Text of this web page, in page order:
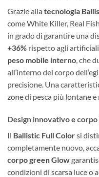
Grazie alla tecnologia
come White Killer, Real
in grado di garantire una
+36% rispetto agli
peso mobile interno, che
all’interno del corpo
precisione. Una
zone di pesca più lontane
Design innovativo e
Il Ballistic Full Colorsi
completamente nuovo,
corpo green Glow
condizioni di scarsa luce o